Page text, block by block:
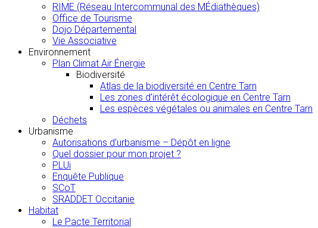
RIME (Réseau Intercommunal des MÉdiathèques)
Office de Tourisme
Dojo Départemental
Vie Associative
Environnement
Plan Climat Air Énergie
Biodiversité
Atlas de la biodiversité en Centre Tarn
Les zones d’intérêt écologique en Centre Tarn
Les espèces végétales ou animales en Centre Tarn
Déchets
Urbanisme
Autorisations d’urbanisme – Dépôt en ligne
Quel dossier pour mon projet ?
PLUi
Enquête Publique
SCoT
SRADDET Occitanie
Habitat
Le Pacte Territorial